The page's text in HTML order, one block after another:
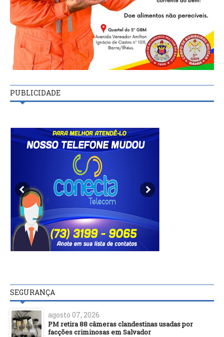
PUBLICIDADE
SEGURANÇA
agosto 07, 2026
PM retira 88 câmeras clandestinas usadas por
facções criminosas em Salvador